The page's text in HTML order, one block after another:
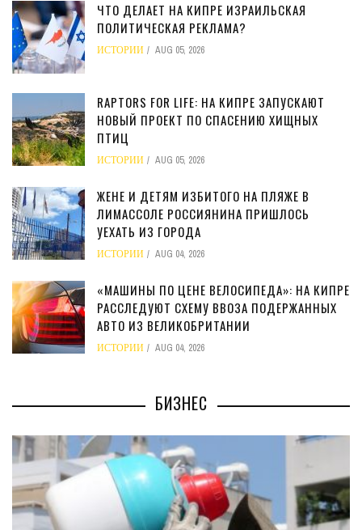
ЧТО ДЕЛАЕТ НА КИПРЕ ИЗРАИЛЬСКАЯ
ПОЛИТИЧЕСКАЯ РЕКЛАМА?
ИСТОРИИ AUG 05, 2026
RAPTORS FOR LIFE: НА КИПРЕ ЗАПУСКАЮТ
НОВЫЙ ПРОЕКТ ПО СПАСЕНИЮ ХИЩНЫХ
ПТИЦ
ИСТОРИИ AUG 05, 2026
ЖЕНЕ И ДЕТЯМ ИЗБИТОГО НА ПЛЯЖЕ В
ЛИМАССОЛЕ РОССИЯНИНА ПРИШЛОСЬ
УЕХАТЬ ИЗ ГОРОДА
ИСТОРИИ AUG 04, 2026
«МАШИНЫ ПО ЦЕНЕ ВЕЛОСИПЕДА»: НА КИПРЕ
РАССЛЕДУЮТ СХЕМУ ВВОЗА ПОДЕРЖАННЫХ
АВТО ИЗ ВЕЛИКОБРИТАНИИ
ИСТОРИИ AUG 04, 2026
БИЗНЕС